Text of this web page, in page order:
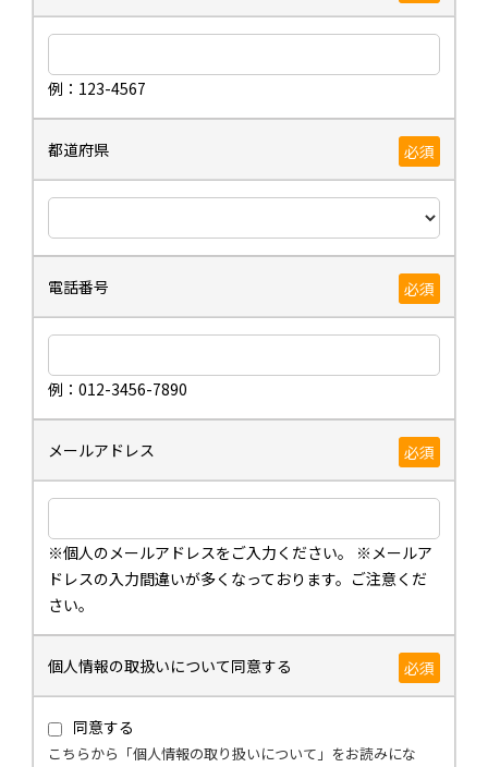
例：123-4567
都道府県 必須
電話番号 必須
例：012-3456-7890
メールアドレス 必須
※個人のメールアドレスをご入力ください。 ※メールア
ドレスの入力間違いが多くなっております。ご注意くだ
さい。
個人情報の取扱いについて同意する 必須
同意する
こちらから「個人情報の取り扱いについて」をお読みにな